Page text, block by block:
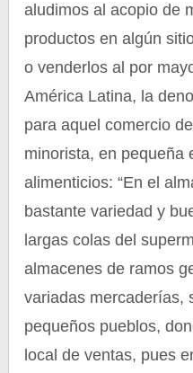
aludimos al acopio de
productos en algún
o venderlos al por
América Latina, la
para aquel comercio
minorista, en pequeña
alimenticios: “En el
bastante variedad y
largas colas del
almacenes de ramos
variadas mercaderías,
pequeños pueblos,
local de ventas, pues